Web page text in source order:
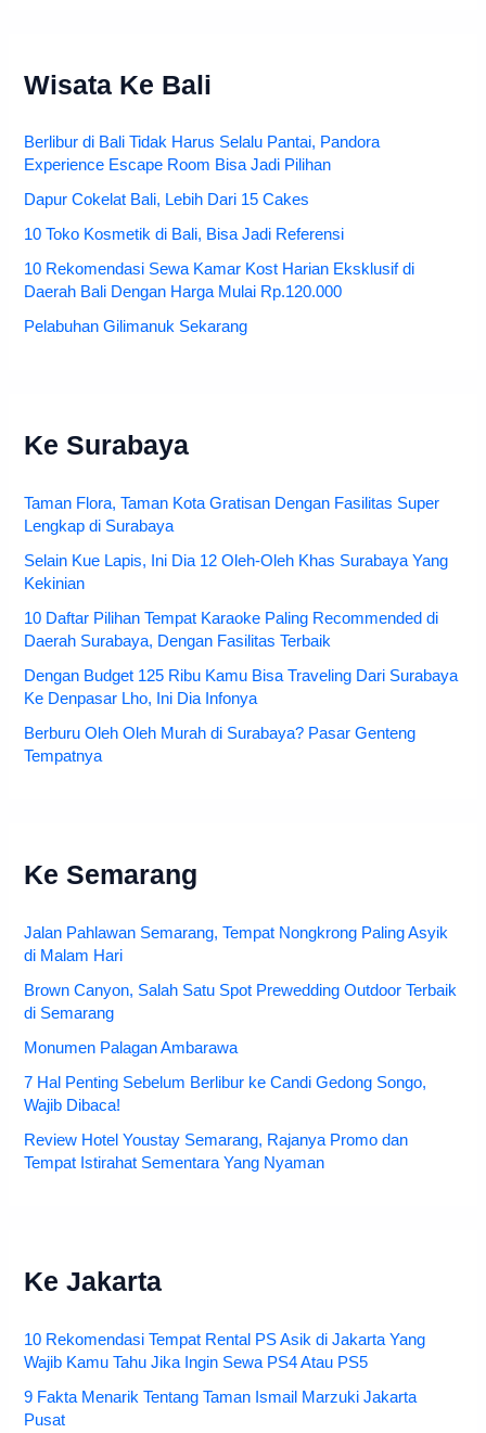
Wisata Ke Bali
Berlibur di Bali Tidak Harus Selalu Pantai, Pandora
Experience Escape Room Bisa Jadi Pilihan
Dapur Cokelat Bali, Lebih Dari 15 Cakes
10 Toko Kosmetik di Bali, Bisa Jadi Referensi
10 Rekomendasi Sewa Kamar Kost Harian Eksklusif di
Daerah Bali Dengan Harga Mulai Rp.120.000
Pelabuhan Gilimanuk Sekarang
Ke Surabaya
Taman Flora, Taman Kota Gratisan Dengan Fasilitas Super
Lengkap di Surabaya
Selain Kue Lapis, Ini Dia 12 Oleh-Oleh Khas Surabaya Yang
Kekinian
10 Daftar Pilihan Tempat Karaoke Paling Recommended di
Daerah Surabaya, Dengan Fasilitas Terbaik
Dengan Budget 125 Ribu Kamu Bisa Traveling Dari Surabaya
Ke Denpasar Lho, Ini Dia Infonya
Berburu Oleh Oleh Murah di Surabaya? Pasar Genteng
Tempatnya
Ke Semarang
Jalan Pahlawan Semarang, Tempat Nongkrong Paling Asyik
di Malam Hari
Brown Canyon, Salah Satu Spot Prewedding Outdoor Terbaik
di Semarang
Monumen Palagan Ambarawa
7 Hal Penting Sebelum Berlibur ke Candi Gedong Songo,
Wajib Dibaca!
Review Hotel Youstay Semarang, Rajanya Promo dan
Tempat Istirahat Sementara Yang Nyaman
Ke Jakarta
10 Rekomendasi Tempat Rental PS Asik di Jakarta Yang
Wajib Kamu Tahu Jika Ingin Sewa PS4 Atau PS5
9 Fakta Menarik Tentang Taman Ismail Marzuki Jakarta
Pusat